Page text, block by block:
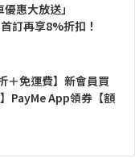
惠大放送」
訂再享8%折扣！
＋免運費】新會員買
PayMe App領券【額